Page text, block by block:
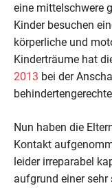
eine mittelschwere
Kinder besuchen
körperliche und
Kinderträume hat
2013 bei der
Nun haben die
Kontakt
leider irreparabel
aufgrund einer sehr